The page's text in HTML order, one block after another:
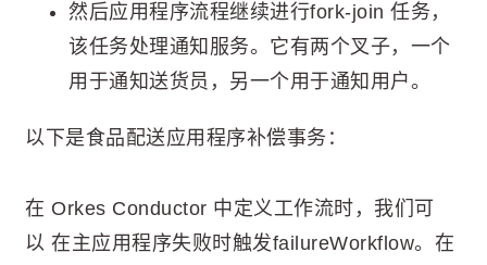
然后应用程序流程继续进行fork-join 任务，
该任务处理通知服务。它有两个叉子，一个
用于通知送货员，另一个用于通知用户。
以下是食品配送应用程序补偿事务：
在 Orkes Conductor 中定义工作流时，我们可
以 在主应用程序失败时触发failureWorkflow。在